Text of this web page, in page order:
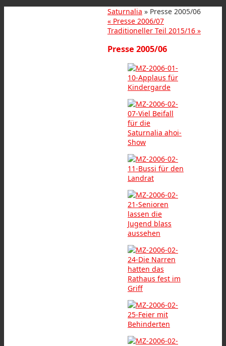
Saturnalia » Presse 2005/06
« Presse 2006/07
Traditioneller Teil 2015/16 »
Presse 2005/06